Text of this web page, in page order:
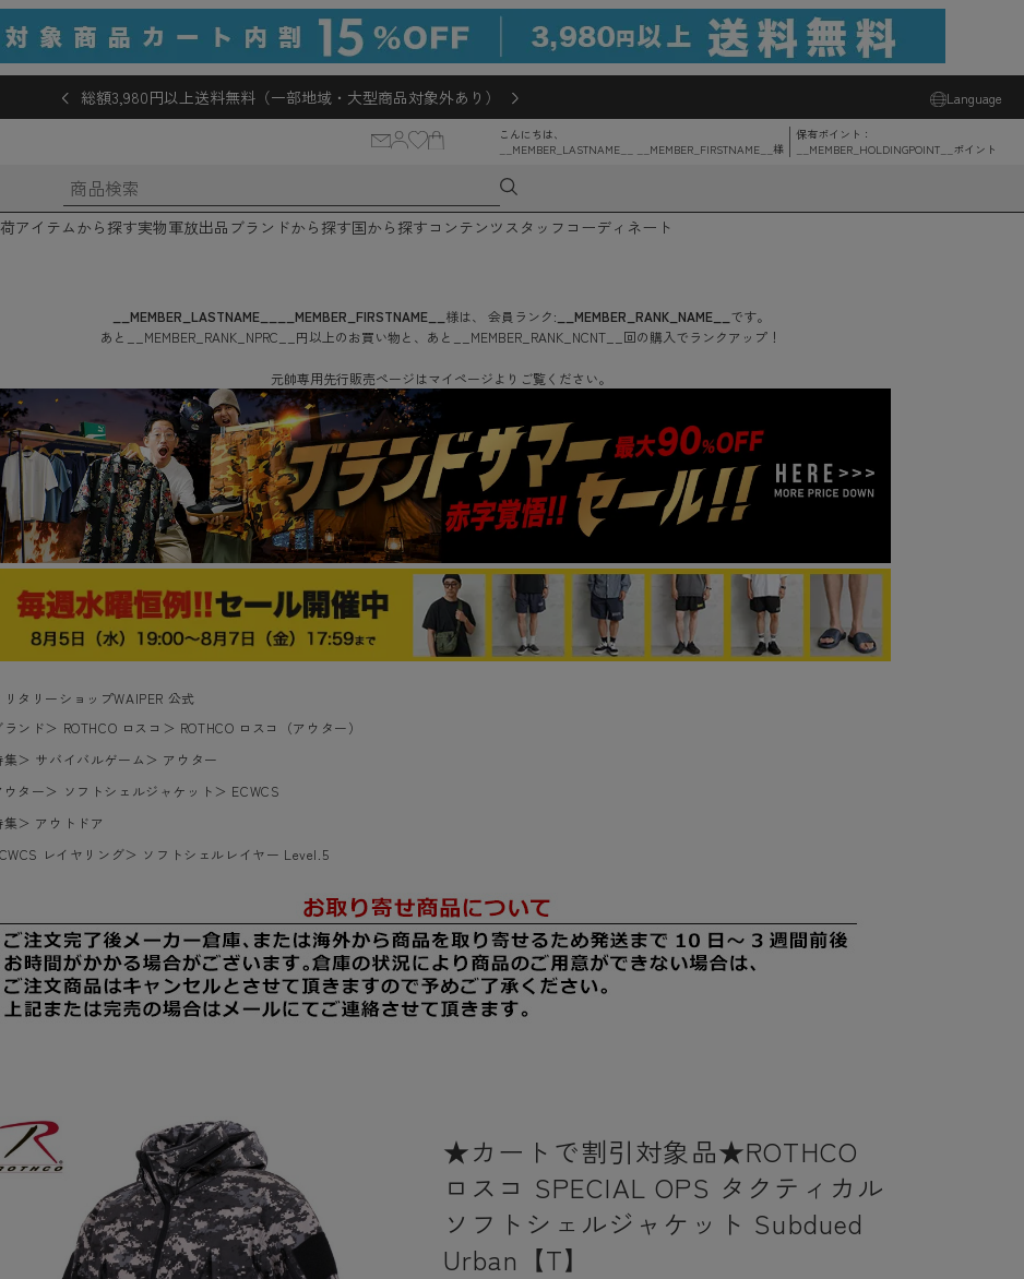
総額3,980円以上送料無料（一部地域・大型商品対象外あり） Language
こんにちは、
__MEMBER_LASTNAME__ __MEMBER_FIRSTNAME__ 様
保有ポイント：
__MEMBER_HOLDINGPOINT__
ポイント
アイテムから探す実物軍放出品 ブランドから探す国から探す コンテンツ スタッフコーディネート
__MEMBER_LASTNAME__ __MEMBER_FIRSTNAME__ 様は、 会員ランク: __MEMBER_RANK_NAME__ です。
あと
__MEMBER_RANK_NPRC__ 円以上のお買い物と、あと __MEMBER_RANK_NCNT__ 回の購入でランクアップ！
元帥専用先行販売ページはマイページよりご覧ください。
リタリーショップWAIPER 公式
ランド＞ ROTHCO ロスコ ＞ ROTHCO ロスコ（アウター）
集＞ サバイバルゲーム ＞ アウター
ウター＞ ソフトシェルジャケット ＞ ECWCS
集＞ アウトドア
レイヤリング＞ ソフトシェルレイヤー Level.5
★カートで割引対象品★ROTHCO
ロスコ SPECIAL OPS タクティカル
ソフトシェルジャケット Subdued
Urban【T】